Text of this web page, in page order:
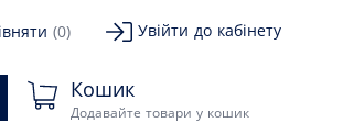
(0) Увійти до кабінету
Кошик
Додавайте товари у кошик